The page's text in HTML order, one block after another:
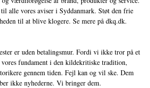
alle vores aviser i Syddanmark. Støt den frie
til at blive klogere. Se mere på dkq.dk.
er uden betalingsmur. Fordi vi ikke tror på et
fundament i den kildekritiske tradition,
gennem tiden. Fejl kan og vil ske. Dem
ikke nyhederne. Vi bringer dem.